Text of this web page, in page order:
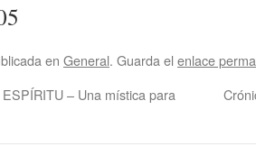
en General. Guarda el enlace
– Una mística para